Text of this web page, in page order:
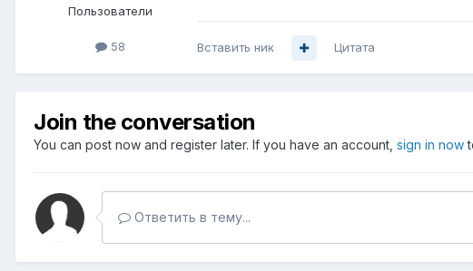
Пользователи
58 Вставить ник Цитата
Join the conversation
You can post now and register later. If you have an account, sign in now
Ответить в тему...